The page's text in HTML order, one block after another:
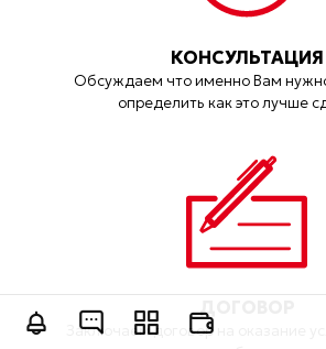
КОНСУЛЬТАЦИЯ
Обсуждаем что именно Вам
определить как это лучше
ДОГОВОР
Заключаем договор на оказание
Оставить